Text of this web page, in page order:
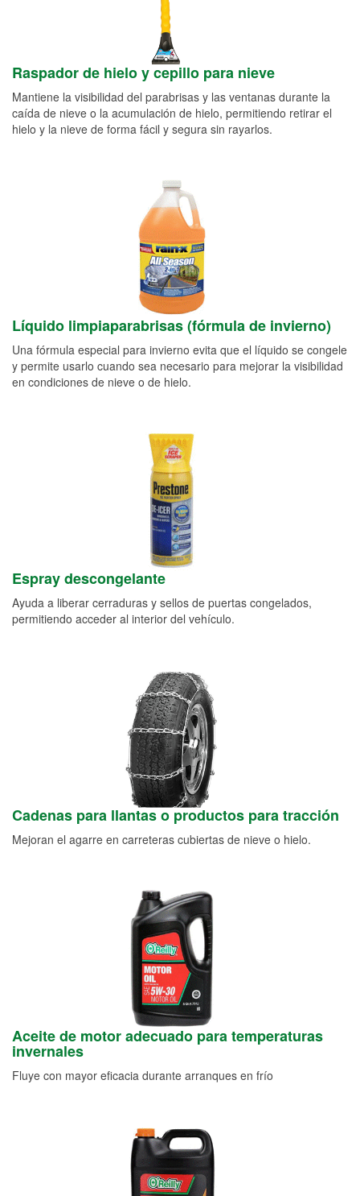
Raspador de hielo y cepillo para nieve
Mantiene la visibilidad del parabrisas y las ventanas durante la
caída de nieve o la acumulación de hielo, permitiendo retirar el
hielo y la nieve de forma fácil y segura sin rayarlos.
Líquido limpiaparabrisas (fórmula de invierno)
Una fórmula especial para invierno evita que el líquido se congele
y permite usarlo cuando sea necesario para mejorar la visibilidad
en condiciones de nieve o de hielo.
Espray descongelante
Ayuda a liberar cerraduras y sellos de puertas congelados,
permitiendo acceder al interior del vehículo.
Cadenas para llantas o productos para tracción
Mejoran el agarre en carreteras cubiertas de nieve o hielo.
Aceite de motor adecuado para temperaturas
invernales
Fluye con mayor eficacia durante arranques en frío